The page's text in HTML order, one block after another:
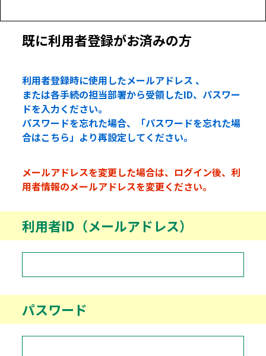
既に利用者登録がお済みの方
利用者登録時に使用したメールアドレス 、
または各手続の担当部署から受領したID、パスワー
ドを入力ください。
パスワードを忘れた場合、「パスワードを忘れた場
合はこちら」より再設定してください。
メールアドレスを変更した場合は、ログイン後、利
用者情報のメールアドレスを変更ください。
利用者ID（メールアドレス）
パスワード